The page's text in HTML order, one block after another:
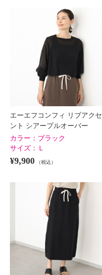
エーエフコンフィ リブアクセ
ント シアープルオーバー
カラー： ブラック
サイズ：
Ｌ
¥9,900 （税込）